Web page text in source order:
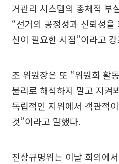
거관리 시스템의 총체적 부
“선거의 공정성과 신뢰성
신이 필요한 시점”이라고
조 위원장은 또 “위원회 활
불리로 해석하지 말고 지켜
독립적인 지위에서 객관적
것”이라고 말했다.
진상규명위는 이날 회의에